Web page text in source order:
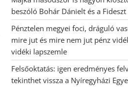
beszóló Bohár Dánielt és a Fideszt
Pénztelen megyei foci, dráguló
mire jut és mire nem jut pénz
vidéki lapszemle
Felsőoktatás: igen eredményes
tekinthet vissza a Nyíregyházi